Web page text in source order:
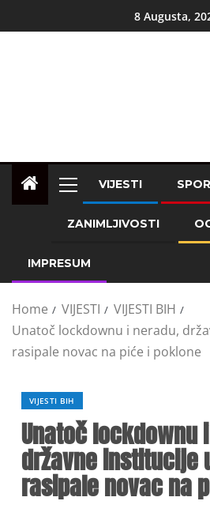
8 Augusta,
VIJESTI
ZANIMLJIVOSTI
IMPRESUM
Home VIJESTI
VIJESTI BIH
Unatoč lockdownu i neradu,
rasipale novac na piće i poklone
VIJESTI BIH
Unatoč lockdownu
državne institucije
rasipale novac na